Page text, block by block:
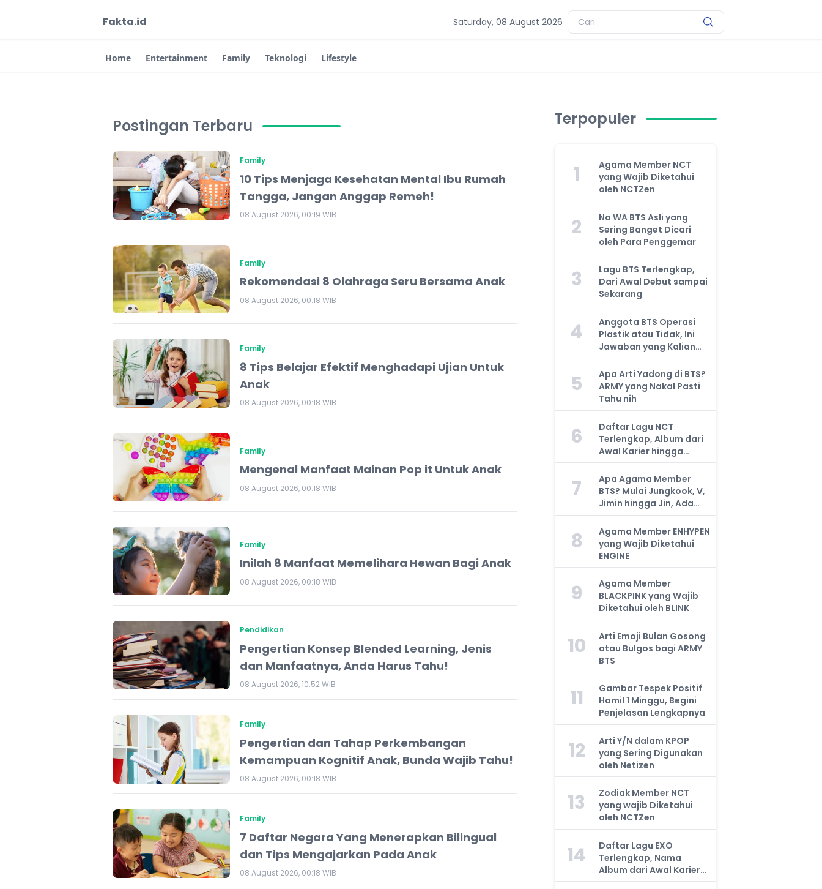
Fakta.id Saturday, 08 August 2026
Home Entertainment Family Teknologi Lifestyle
Postingan Terbaru
Family
10 Tips Menjaga Kesehatan Mental Ibu Rumah
Tangga, Jangan Anggap Remeh!
08 August 2026, 00:19 WIB
Family
Rekomendasi 8 Olahraga Seru Bersama Anak
08 August 2026, 00:18 WIB
Family
8 Tips Belajar Efektif Menghadapi Ujian Untuk
Anak
08 August 2026, 00:18 WIB
Family
Mengenal Manfaat Mainan Pop it Untuk Anak
08 August 2026, 00:18 WIB
Family
Inilah 8 Manfaat Memelihara Hewan Bagi Anak
08 August 2026, 00:18 WIB
Pendidikan
Pengertian Konsep Blended Learning, Jenis
dan Manfaatnya, Anda Harus Tahu!
08 August 2026, 10:52 WIB
Family
Pengertian dan Tahap Perkembangan
Kemampuan Kognitif Anak, Bunda Wajib Tahu!
08 August 2026, 00:18 WIB
Family
7 Daftar Negara Yang Menerapkan Bilingual
dan Tips Mengajarkan Pada Anak
08 August 2026, 00:18 WIB
Terpopuler
1
Agama Member NCT
yang Wajib Diketahui
oleh NCTZen
2
No WA BTS Asli yang
Sering Banget Dicari
oleh Para Penggemar
3
Lagu BTS Terlengkap,
Dari Awal Debut sampai
Sekarang
4
Anggota BTS Operasi
Plastik atau Tidak, Ini
Jawaban yang Kalian
Cari
5
Apa Arti Yadong di BTS?
ARMY yang Nakal Pasti
Tahu nih
6
Daftar Lagu NCT
Terlengkap, Album dari
Awal Karier hingga
Sekarang
7
Apa Agama Member
BTS? Mulai Jungkook, V,
Jimin hingga Jin, Ada
yang Atheis
8
Agama Member ENHYPEN
yang Wajib Diketahui
ENGINE
9
Agama Member
BLACKPINK yang Wajib
Diketahui oleh BLINK
10
Arti Emoji Bulan Gosong
atau Bulgos bagi ARMY
BTS
11
Gambar Tespek Positif
Hamil 1 Minggu, Begini
Penjelasan Lengkapnya
12
Arti Y/N dalam KPOP
yang Sering Digunakan
oleh Netizen
13
Zodiak Member NCT
yang wajib Diketahui
oleh NCTZen
14
Daftar Lagu EXO
Terlengkap, Nama
Album dari Awal Karier
hingga Sekarang